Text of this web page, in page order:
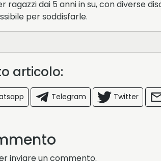
ragazzi dai 5 anni in su, con diverse
per soddisfarle.
articolo:
Telegram Twitter
inviare un commento.